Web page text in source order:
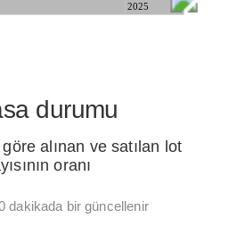
2025
durumu
alınan ve satılan lot
oranı
dakikada bir güncellenir